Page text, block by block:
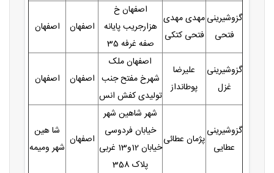
گزوشیرینی
فتحی
مهدی مهدی
فتحی کتکی
اصفهان خ
هزارجریب پایانه
صفه غرفه 35
اصفهان اصفهان
گزوشیرینی
غزل
علیرضا
پوطانداز
اصفهان ملک
شهرخ مفتح جنب
تولیدی کفش انس
اصفهان اصفهان
گزوشیرینی
عطایی
پژمان عطائی
شهر شاهین شهر
خیابان فردوسی
خیابان 12و13 غربی
پلاک 358
اصفهان
شا هين
شهر وميمه